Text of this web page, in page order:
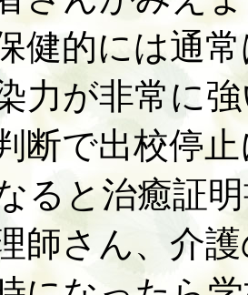
健的には通
力が非常に
断で出校停
ると治癒証
師さん、介